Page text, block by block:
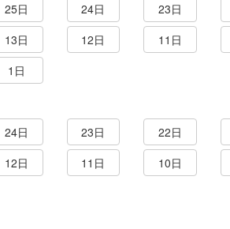
25日 24日 23日
13日 12日 11日
1日
24日 23日 22日
12日 11日 10日